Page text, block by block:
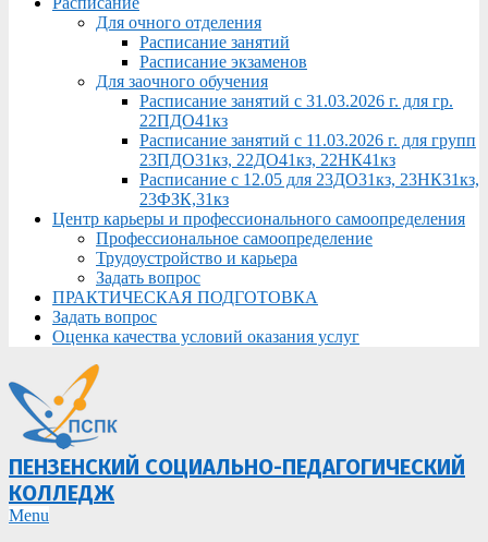
Для очного отделения
Расписание занятий
Расписание экзаменов
Для заочного обучения
Расписание занятий с 31.03.2026 г. для гр.
22ПДО41кз
Расписание занятий с 11.03.2026 г. для групп
23ПДО31кз, 22ДО41кз, 22НК41кз
Расписание с 12.05 для 23ДО31кз, 23НК31кз,
23ФЗК,31кз
Центр карьеры и профессионального самоопределения
Профессиональное самоопределение
Трудоустройство и карьера
Задать вопрос
ПРАКТИЧЕСКАЯ ПОДГОТОВКА
Задать вопрос
Оценка качества условий оказания услуг
ПЕНЗЕНСКИЙ СОЦИАЛЬНО-ПЕДАГОГИЧЕСКИЙ
КОЛЛЕДЖ
Primary
Menu